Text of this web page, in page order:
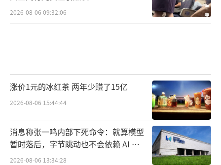
2026-08-06 09:32:06
涨价1元的冰红茶 两年少赚了15亿
2026-08-06 15:44:44
消息称张一鸣内部下死命令：就算模型
暂时落后，字节跳动也不会依赖 AI 蒸
馏技术
2026-08-06 13:34:28